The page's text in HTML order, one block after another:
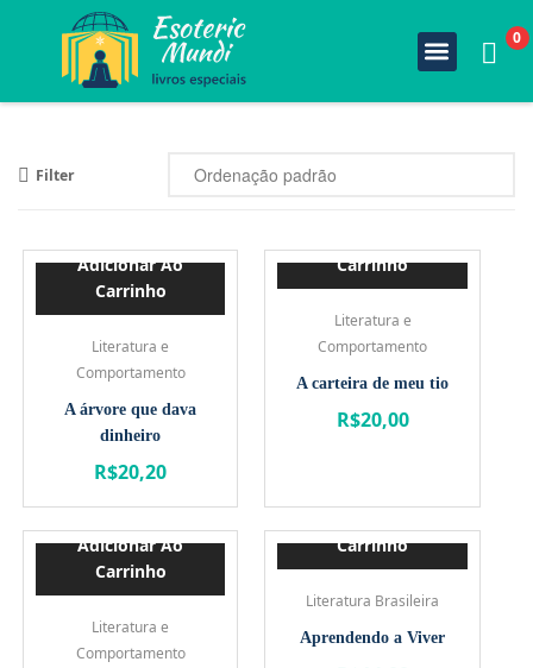
0
Filter
Adicionar Ao
Carrinho
Literatura e
Comportamento
A árvore que dava
dinheiro
R$20,20
Carrinho
Literatura e
Comportamento
A carteira de meu tio
R$20,00
Adicionar Ao
Carrinho
Literatura e
Comportamento
Carrinho
Literatura Brasileira
Aprendendo a Viver